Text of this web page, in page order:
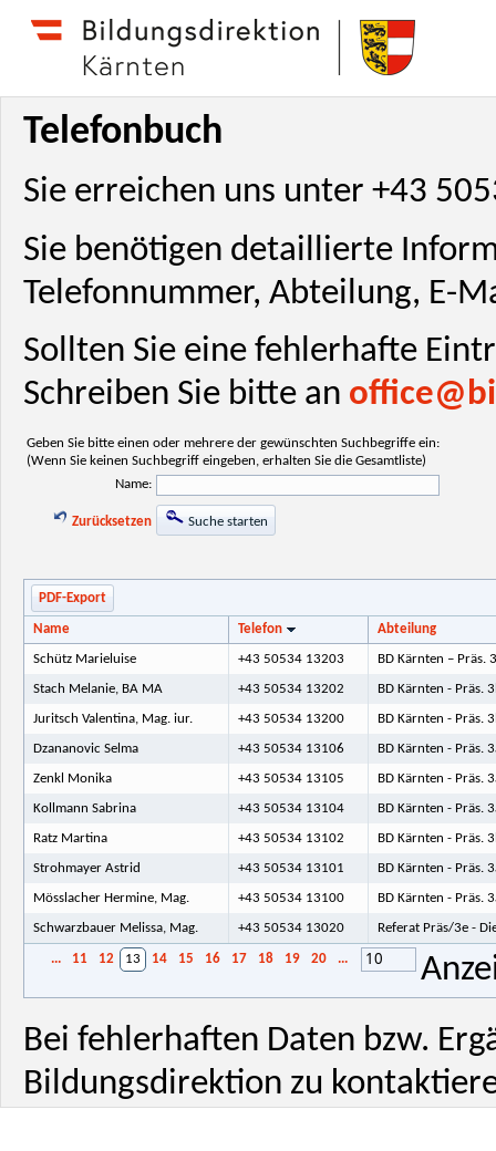
Telefonbuch
Sie erreichen uns unter +43
Sie benötigen detaillierte
Telefonnummer, Abteilung, E-
Sollten Sie eine fehlerhafte
Schreiben Sie bitte an
Geben Sie bitte einen oder mehrere der gewünschten Suchbegriffe ein:
(Wenn Sie keinen Suchbegriff eingeben, erhalten Sie die Gesamtliste)
Name:
Zurücksetzen Suche starten
PDF-Export
Name Telefon Abteilung
Schütz Marieluise +43 50534 13203 BD Kärnten – Präs.
Stach Melanie, BA MA +43 50534 13202 BD Kärnten - Präs.
Juritsch Valentina, Mag. iur. +43 50534 13200 BD Kärnten - Präs.
Dzananovic Selma +43 50534 13106 BD Kärnten - Präs.
Zenkl Monika +43 50534 13105 BD Kärnten - Präs.
Kollmann Sabrina +43 50534 13104 BD Kärnten - Präs.
Ratz Martina +43 50534 13102 BD Kärnten - Präs.
Strohmayer Astrid +43 50534 13101 BD Kärnten - Präs.
Mösslacher Hermine, Mag. +43 50534 13100 BD Kärnten - Präs.
Schwarzbauer Melissa, Mag. +43 50534 13020 Referat Präs/3e -
... 11 12 13 14 15 16 17 18 19 20 ... 10
Bei fehlerhaften Daten bzw.
Bildungsdirektion zu